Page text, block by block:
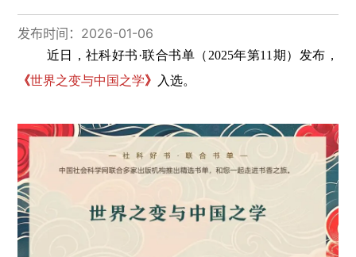
发布时间：2026-01-06
近日，社科好书·联合书单（2025年第11期） 发布，
《世界之变与中国之学》 入选。